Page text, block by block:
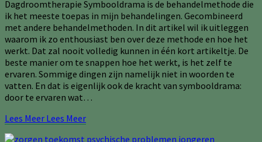
Dagdroomtherapie Symbooldrama is de behandelmethode die
ik het meeste toepas in mijn behandelingen. Gecombineerd
met andere behandelmethoden. In dit artikel wil ik uitleggen
waarom ik zo enthousiast ben over deze methode en hoe het
werkt. Dat zal nooit volledig kunnen in één kort artikeltje. De
beste manier om te snappen hoe het werkt, is het zelf te
ervaren. Sommige dingen zijn namelijk niet in woorden te
vatten. En dat is eigenlijk ook de kracht van symbooldrama:
door te ervaren wat…
Lees Meer Lees Meer